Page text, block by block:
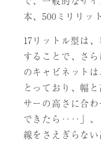
本、500ミリリッ
17リットル型は
することで、さ
のキャビネット
とっており、幅
サーの高さに合
できたら‥‥」、
線をさえぎらな